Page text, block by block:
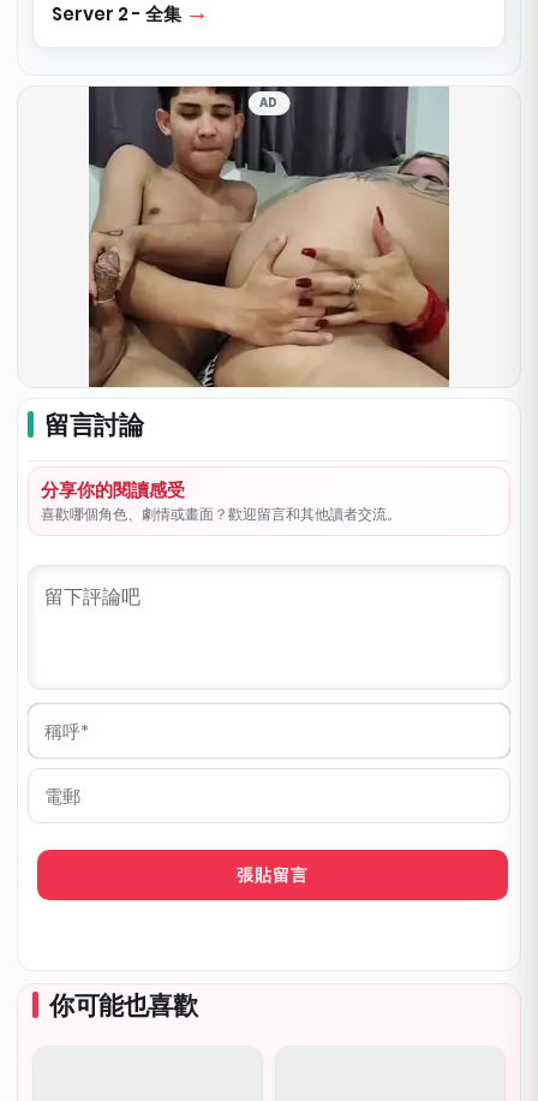
Server 2 - 全集
AD
留言討論
分享你的閱讀感受
喜歡哪個角色、劇情或畫面？歡迎留言和其他讀者交流。
稱
*
郵
你可能也喜歡